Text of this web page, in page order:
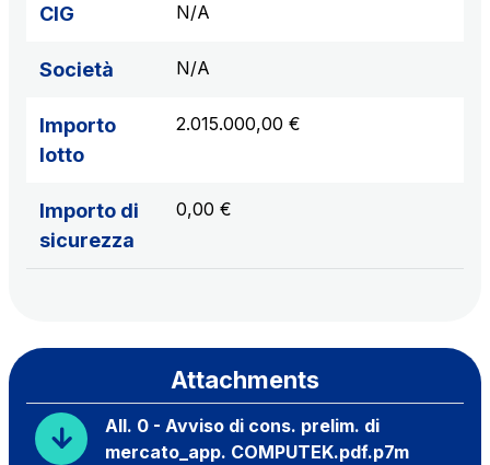
CIG N/A
Società N/A
Importo
lotto
2.015.000,00 €
Importo di
sicurezza
0,00 €
Attachments
All. 0 - Avviso di cons. prelim. di
mercato_app. COMPUTEK.pdf.p7m